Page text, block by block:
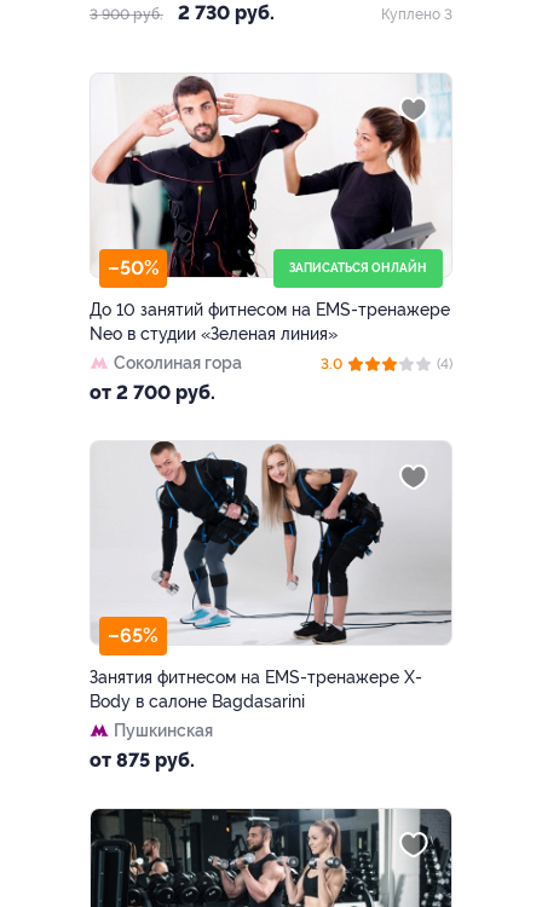
3 900 руб. 2 730 руб. Куплено 3
–50% ЗАПИСАТЬСЯ ОНЛАЙН
До 10 занятий фитнесом на EMS-тренажере
Neo в студии «Зеленая линия»
Соколиная гора
от 2 700 руб.
3.0 (4)
–65%
Занятия фитнесом на EMS-тренажере X-
Body в салоне Bagdasarini
Пушкинская
от 875 руб.